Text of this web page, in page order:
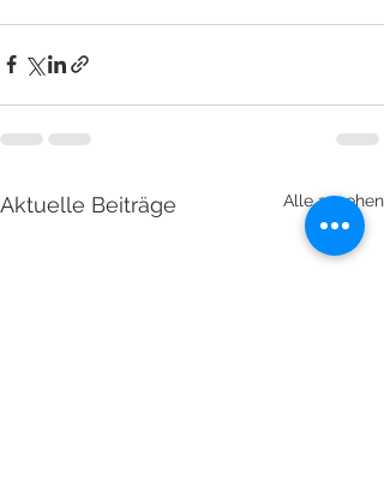
Aktuelle Beiträge Alle ansehen